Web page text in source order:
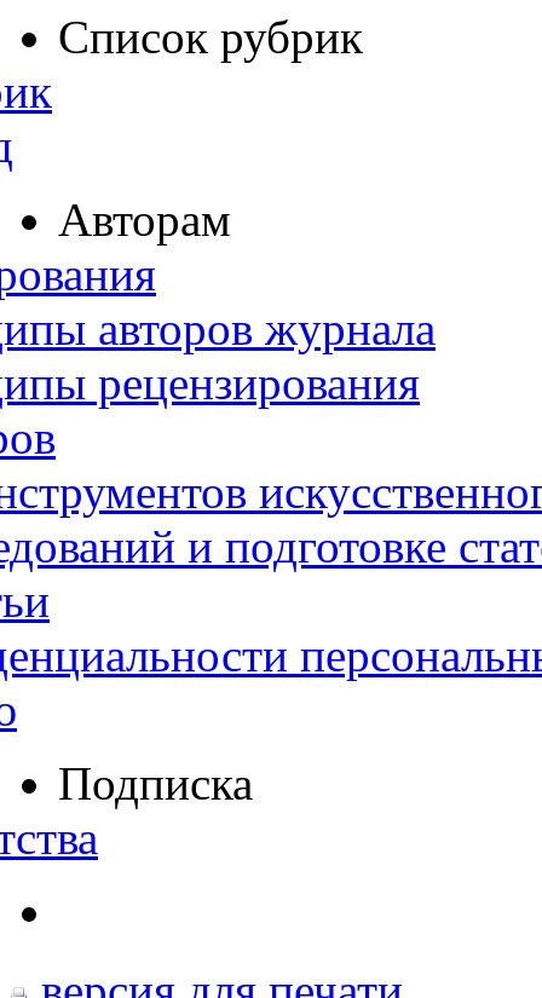
Список рубрик
Авторам
авторов журнала
рецензирования
и подготовке
Подписка